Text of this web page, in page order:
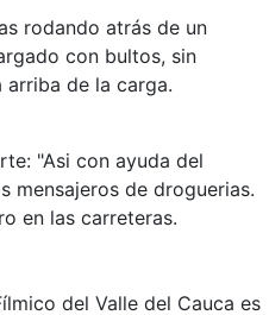
rodando atrás de un
con bultos, sin
de la carga.
"Asi con ayuda del
mensajeros de droguerias.
en las carreteras.
del Valle del Cauca es